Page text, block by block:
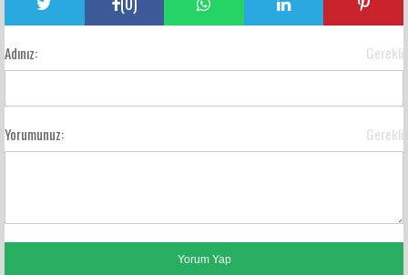
Adınız: Gerekli
Yorumunuz: Gerekli